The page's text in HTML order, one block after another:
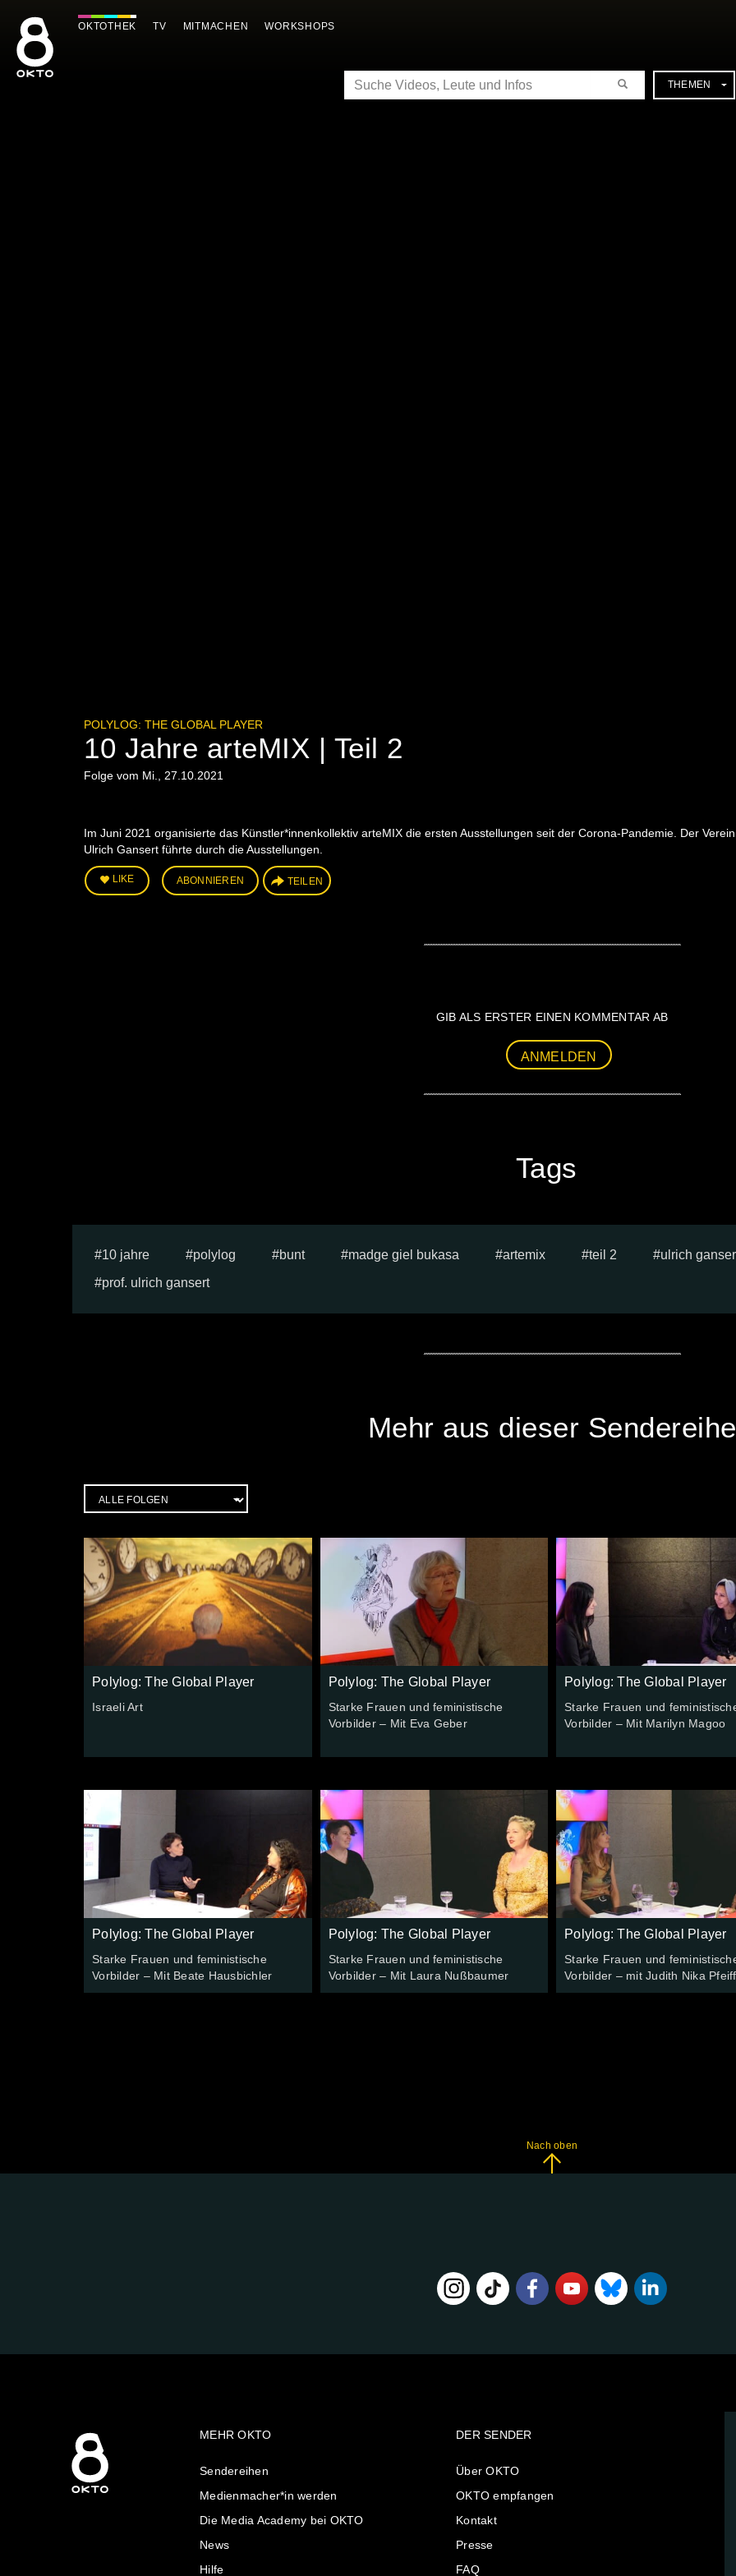
Inhalt
springen
OKTOTHEK TV MITMACHEN WORKSHOPS
SUCHE THEMEN
POLYLOG: THE GLOBAL PLAYER
10 Jahre arteMIX | Teil 2
Folge vom Mi., 27.10.2021
Im Juni 2021 organisierte das Künstler*innenkollektiv arteMIX die ersten Ausstellungen seit der Corona-Pandemie. Der
Ulrich Gansert führte durch die Ausstellungen.
LIKE ABONNIEREN TEILEN
GIB ALS ERSTER EINEN KOMMENTAR AB
ANMELDEN
Tags
10 jahre polylog bunt madge giel bukasa artemix teil 2 ulrich
prof. ulrich gansert
Mehr aus dieser Sendereihe
Polylog: The Global Player
Israeli Art
Polylog: The Global Player
Starke Frauen und feministische
Vorbilder – Mit Eva Geber
Polylog: The Global Player
Starke Frauen und
Vorbilder – Mit Marilyn Magoo
Polylog: The Global Player
Starke Frauen und feministische
Vorbilder – Mit Beate Hausbichler
Polylog: The Global Player
Starke Frauen und feministische
Vorbilder – Mit Laura Nußbaumer
Polylog: The Global Player
Starke Frauen und
Vorbilder – mit Judith Nika
Nach oben
MEHR OKTO
Sendereihen
Medienmacher*in werden
Die Media Academy bei OKTO
News
Hilfe
DER SENDER
Über OKTO
OKTO empfangen
Kontakt
Presse
FAQ